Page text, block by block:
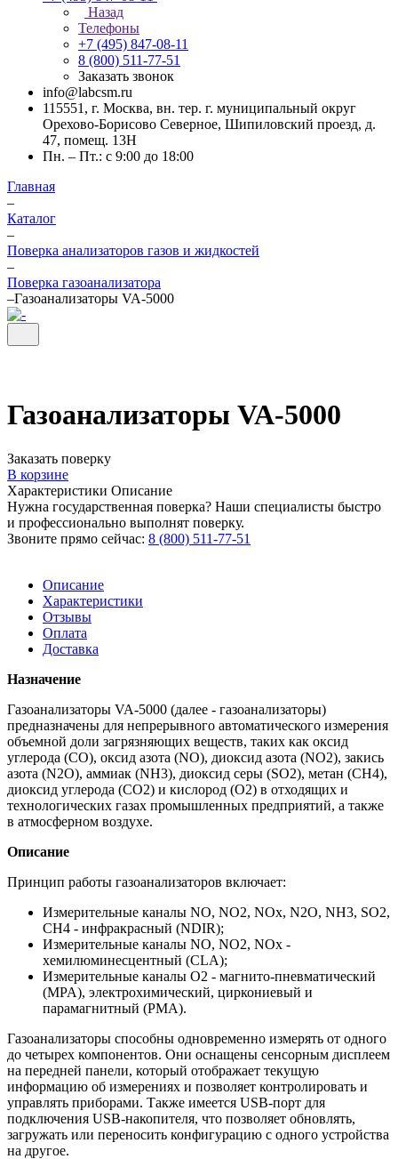
Назад
Телефоны
+7 (495) 847-08-11
8 (800) 511-77-51
Заказать звонок
info@labcsm.ru
115551, г. Москва, вн. тер. г. муниципальный округ
Орехово-Борисово Северное, Шипиловский проезд, д.
47, помещ. 13Н
Пн. – Пт.: с 9:00 до 18:00
Главная
–
Каталог
–
Поверка анализаторов газов и жидкостей
–
Поверка газоанализатора
–Газоанализаторы VA-5000
Газоанализаторы VA-5000
Заказать поверку
В корзине
Характеристики Описание
Нужна государственная поверка? Наши специалисты быстро
и профессионально выполнят поверку.
Звоните прямо сейчас: 8 (800) 511-77-51
Описание
Характеристики
Отзывы
Оплата
Доставка
Назначение
Газоанализаторы VA-5000 (далее - газоанализаторы)
предназначены для непрерывного автоматического измерения
объемной доли загрязняющих веществ, таких как оксид
углерода (СО), оксид азота (NO), диоксид азота (NO2), закись
азота (N2O), аммиак (NH3), диоксид серы (SO2), метан (СН4),
диоксид углерода (СО2) и кислород (О2) в отходящих и
технологических газах промышленных предприятий, а также
в атмосферном воздухе.
Описание
Принцип работы газоанализаторов включает:
Измерительные каналы NO, NO2, NOx, N2O, NH3, SO2,
CH4 - инфракрасный (NDIR);
Измерительные каналы NO, NO2, NOx -
хемилюминесцентный (CLA);
Измерительные каналы O2 - магнито-пневматический
(MPA), электрохимический, циркониевый и
парамагнитный (PMA).
Газоанализаторы способны одновременно измерять от одного
до четырех компонентов. Они оснащены сенсорным дисплеем
на передней панели, который отображает текущую
информацию об измерениях и позволяет контролировать и
управлять приборами. Также имеется USB-порт для
подключения USB-накопителя, что позволяет обновлять,
загружать или переносить конфигурацию с одного устройства
на другое.